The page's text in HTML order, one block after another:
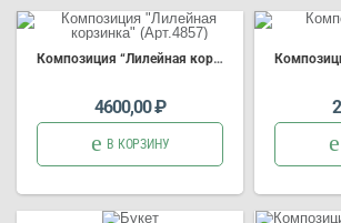
Композиция “Лилейная корзинка” (Арт.4857)
4600,00₽
В КОРЗИНУ